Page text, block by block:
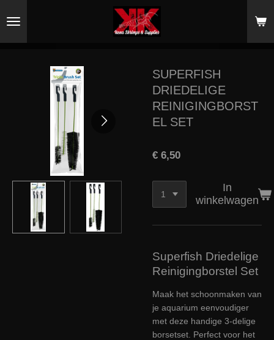
direct
hoofdinhoud
SUPERFISH
DRIEDELIGE
REINIGINGBORST
EL SET
€ 6,50
In
winkelwagen
Superfish Driedelige
Reinigingborstel Set
Maak het schoonmaken van
je aquarium eenvoudiger
met deze handige 3-delige
borsetset. Perfect voor het